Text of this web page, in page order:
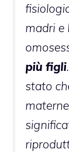
madri e
più figli
stato